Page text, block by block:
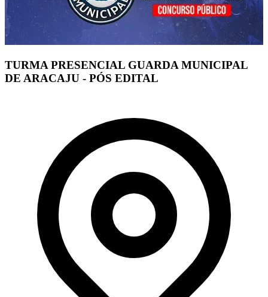
TURMA PRESENCIAL GUARDA MUNICIPAL
DE ARACAJU - PÓS EDITAL